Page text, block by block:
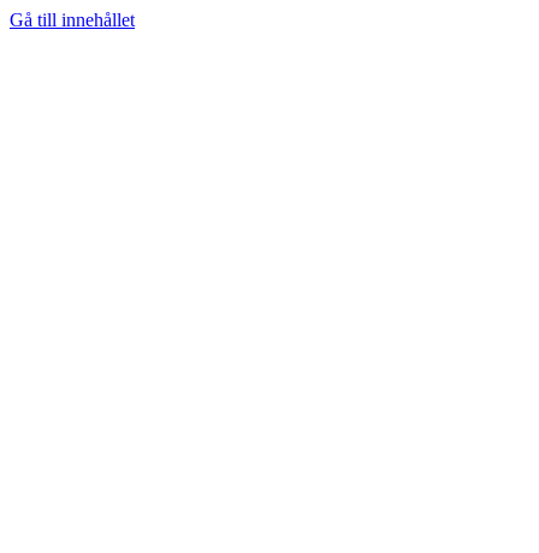
Gå till innehållet